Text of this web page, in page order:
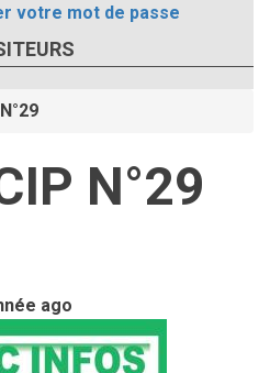
votre mot de passe
N°29
ago